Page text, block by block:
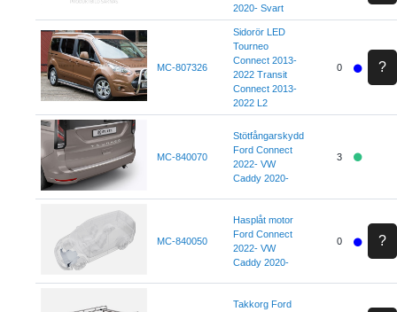
2020- Svart
MC-807326
Sidorör LED
Tourneo
Connect 2013-
2022 Transit
Connect 2013-
2022 L2
0 ?
MC-840070
Stötfångarskydd
Ford Connect
2022- VW
Caddy 2020-
3
MC-840050
Hasplåt motor
Ford Connect
2022- VW
Caddy 2020-
0 ?
Takkorg Ford